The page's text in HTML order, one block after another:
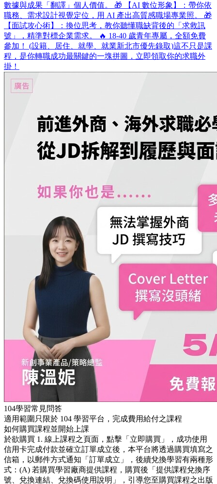
數據與成果「翻譯」個人價值。 🎁 【AI 數位形象】：帶你依
職務、需求設計視覺定位，用 AI 產出高質感職場專業照。 🎁
【面試攻心術】：換位思考，教你聽懂職缺背後的「求救訊
號」，精準對標企業需求。 🔥 18-40 歲青年專屬，全額免費
參加！ (設籍、居住、就學、就業新北市優先錄取)​ 這不只是課
程，是你轉職成功最關鍵的一塊拼圖，立即領取你的求職外
掛！
104學習常見問答
適用範圍只限於 104 學習平台，完成費用給付之課程
如何購買課程並開始上課
於欲購買 1. 線上課程之頁面，點擊「立即購買」，成功使用
信用卡完成付款並確立訂單成立後，本平台將透過購買填寫之
信箱，以郵件方式通知「訂單成立」，後續兌換學習有兩種形
式：(A) 若購買學習廠商提供課程，購買後「提供課程兌換序
號、兌換連結、兌換碼使用說明」，引導您至購買課程之出版